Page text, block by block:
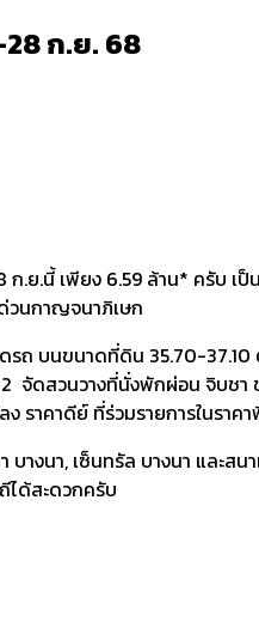
28 ก.ย. 68
ก.ย.นี้ เพียง 6.59 ล้าน* ครับ
ด่วนกาญจนาภิเษก
ถ บนขนาดที่ดิน 35.70-
จัดสวนวางที่นั่งพักผ่อน จิบ
ราคาดีย์ ที่ร่วมรายการในรา
นา, เซ็นทรัล บางนา และสน
ได้สะดวกครับ